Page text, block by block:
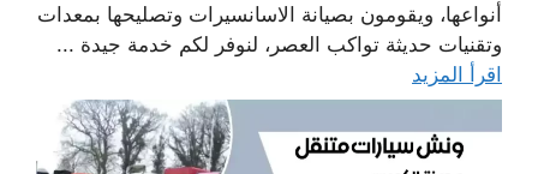
أنواعها، ويقومون بصيانة الاسانسيرات وتصليحها بمعدات
وتقنيات حديثة تواكب العصر، لنوفر لكم خدمة جيدة ...
اقرأ المزيد